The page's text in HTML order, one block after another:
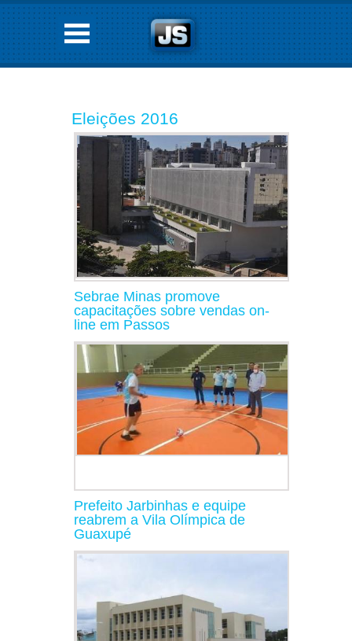
Eleições 2016
Sebrae Minas promove
capacitações sobre vendas on-
line em Passos
Prefeito Jarbinhas e equipe
reabrem a Vila Olímpica de
Guaxupé